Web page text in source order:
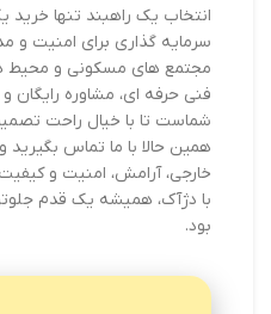
انتخاب یک راهبند تنها
سرمایه گذاری برای امنیت و
مجتمع های مسکونی و محیط
فنی حرفه ای، مشاوره رایگان و
شماست تا با خیال راحت
همین حالا با ما تماس بگیرید
خارجی، آرامش، امنیت و
با دژآک، همیشه یک قدم
بود.